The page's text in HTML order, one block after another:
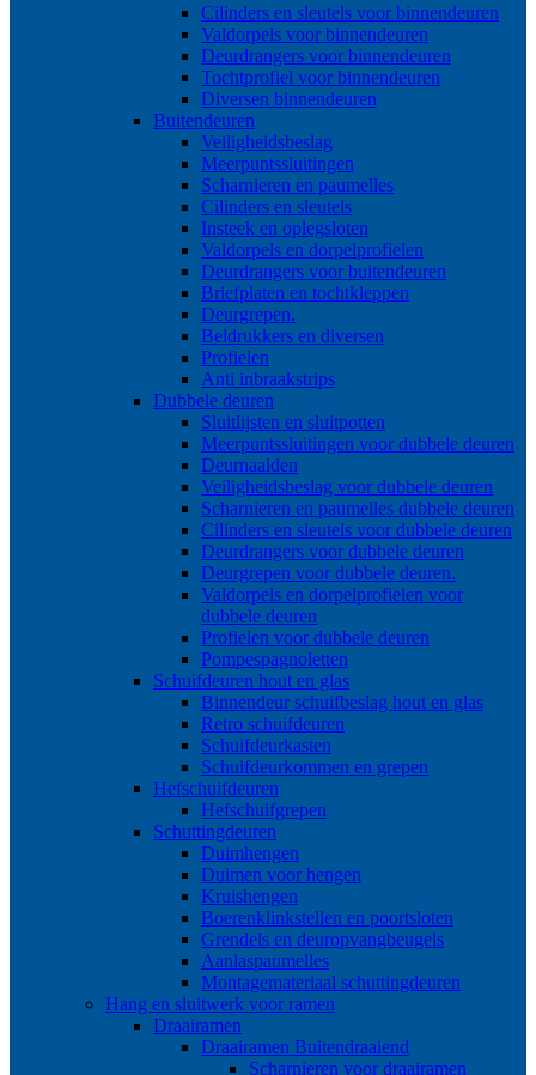
Cilinders en sleutels voor binnendeuren
Valdorpels voor binnendeuren
Deurdrangers voor binnendeuren
Tochtprofiel voor binnendeuren
Diversen binnendeuren
Buitendeuren
Veiligheidsbeslag
Meerpuntssluitingen
Scharnieren en paumelles
Cilinders en sleutels
Insteek en oplegsloten
Valdorpels en dorpelprofielen
Deurdrangers voor buitendeuren
Briefplaten en tochtkleppen
Deurgrepen.
Beldrukkers en diversen
Profielen
Anti inbraakstrips
Dubbele deuren
Sluitlijsten en sluitpotten
Meerpuntssluitingen voor dubbele deuren
Deurnaalden
Veiligheidsbeslag voor dubbele deuren
Scharnieren en paumelles dubbele deuren
Cilinders en sleutels voor dubbele deuren
Deurdrangers voor dubbele deuren
Deurgrepen voor dubbele deuren.
Valdorpels en dorpelprofielen voor
dubbele deuren
Profielen voor dubbele deuren
Pompespagnoletten
Schuifdeuren hout en glas
Binnendeur schuifbeslag hout en glas
Retro schuifdeuren
Schuifdeurkasten
Schuifdeurkommen en grepen
Hefschuifdeuren
Hefschuifgrepen
Schuttingdeuren
Duimhengen
Duimen voor hengen
Kruishengen
Boerenklinkstellen en poortsloten
Grendels en deuropvangbeugels
Aanlaspaumelles
Montagemateriaal schuttingdeuren
Hang en sluitwerk voor ramen
Draairamen
Draairamen Buitendraaiend
Scharnieren voor draairamen